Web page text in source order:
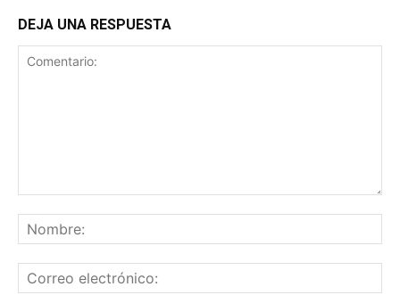
DEJA UNA RESPUESTA